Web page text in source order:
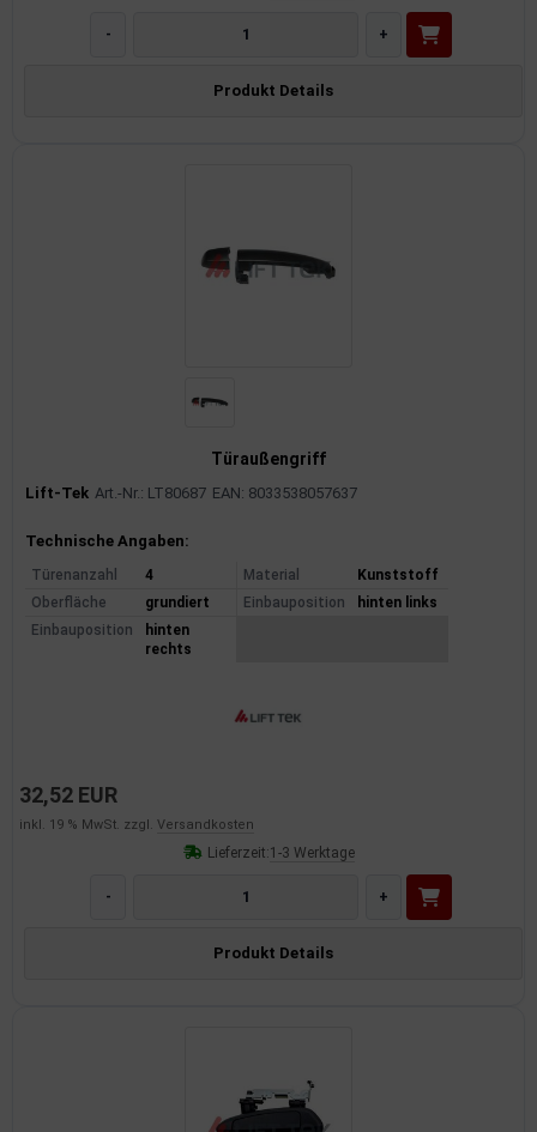
- +
Produkt Details
Türaußengriff
Lift-Tek Art.-Nr.: LT80687 EAN: 8033538057637
Produktinformationen
Technische Angaben:
Türenanzahl 4 Material
Kunststoff
Oberfläche
grundiert Einbauposition
hinten links
Einbauposition
hinten
rechts
32,52 EUR
inkl. 19 % MwSt. zzgl. Versandkosten
Lieferzeit:1-3 Werktage
- +
Produkt Details